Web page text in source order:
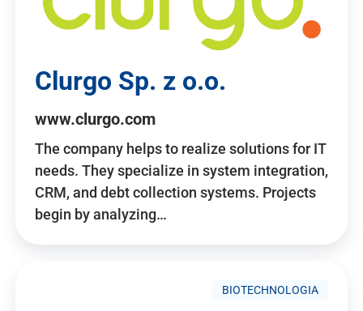
Clurgo Sp. z o.o.
www.clurgo.com
The company helps to realize solutions for IT
needs. They specialize in system integration,
CRM, and debt collection systems. Projects
begin by analyzing…
BIOTECHNOLOGIA